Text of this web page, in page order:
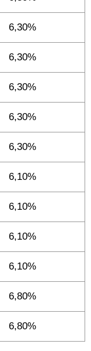
6,30%
6,30%
6,30%
6,30%
6,30%
6,10%
6,10%
6,10%
6,10%
6,80%
6,80%